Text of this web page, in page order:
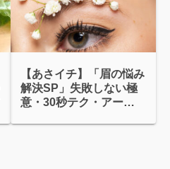
【あさイチ】「眉の悩み
解決SP」失敗しない極
意・30秒テク・アート